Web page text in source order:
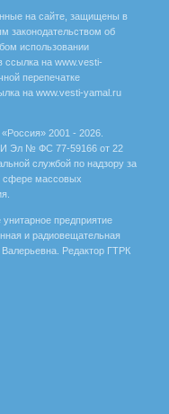
на сайте, защищены в
законодательством об
использовании
ссылка на www.vesti-
перепечатке
на www.vesti-yamal.ru
2001 - 2026.
Эл № ФС 77-59166 от 22
службой по надзору за
сфере массовых
предприятие
и радиовещательная
Редактор ГТРК